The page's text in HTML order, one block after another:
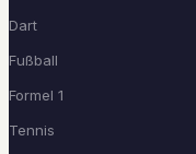
Dart
Fußball
Formel 1
Tennis